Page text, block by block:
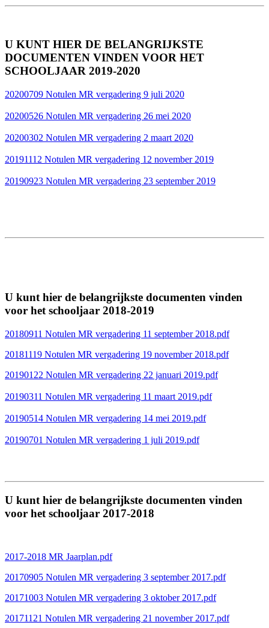
U KUNT HIER DE BELANGRIJKSTE
DOCUMENTEN VINDEN VOOR HET
SCHOOLJAAR 2019-2020
20200709 Notulen MR vergadering 9 juli 2020
20200526 Notulen MR vergadering 26 mei 2020
20200302 Notulen MR vergadering 2 maart 2020
20191112 Notulen MR vergadering 12 november 2019
20190923 Notulen MR vergadering 23 september 2019
U kunt hier de belangrijkste documenten vinden
voor het schooljaar 2018-2019
20180911 Notulen MR vergadering 11 september 2018.pdf
20181119 Notulen MR vergadering 19 november 2018.pdf
20190122 Notulen MR vergadering 22 januari 2019.pdf
20190311 Notulen MR vergadering 11 maart 2019.pdf
20190514 Notulen MR vergadering 14 mei 2019.pdf
20190701 Notulen MR vergadering 1 juli 2019.pdf
U kunt hier de belangrijkste documenten vinden
voor het schooljaar 2017-2018
2017-2018 MR Jaarplan.pdf
20170905 Notulen MR vergadering 3 september 2017.pdf
20171003 Notulen MR vergadering 3 oktober 2017.pdf
20171121 Notulen MR vergadering 21 november 2017.pdf